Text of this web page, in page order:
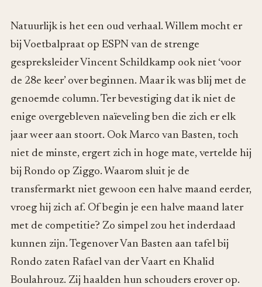
Natuurlijk is het een oud verhaal. Willem mocht er
bij Voetbalpraat op ESPN van de strenge
gespreksleider Vincent Schildkamp ook niet ‘voor
de 28e keer’ over beginnen. Maar ik was blij met de
genoemde column. Ter bevestiging dat ik niet de
enige overgebleven naïeveling ben die zich er elk
jaar weer aan stoort. Ook Marco van Basten, toch
niet de minste, ergert zich in hoge mate, vertelde hij
bij Rondo op Ziggo. Waarom sluit je de
transfermarkt niet gewoon een halve maand eerder,
vroeg hij zich af. Of begin je een halve maand later
met de competitie? Zo simpel zou het inderdaad
kunnen zijn. Tegenover Van Basten aan tafel bij
Rondo zaten Rafael van der Vaart en Khalid
Boulahrouz. Zij haalden hun schouders erover op.